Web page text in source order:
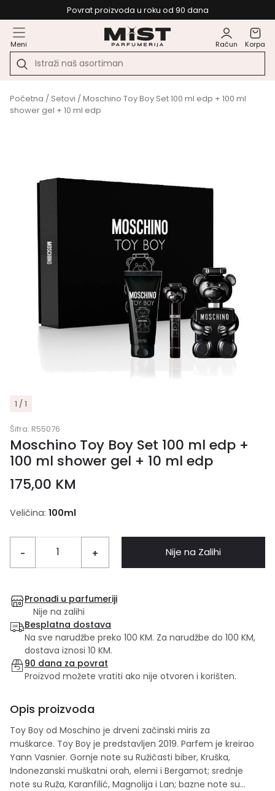
Povrat proizvoda u roku od 90 dana
Meni Račun Korpa
Početna / Setovi / Moschino Toy Boy Set 100 ml edp + 100 ml
shower gel + 10 ml edp
1 / 1
Šifra: R55076
Moschino Toy Boy Set 100 ml edp +
100 ml shower gel + 10 ml edp
175,00 KM
Veličina: 100ml
- + Nije na Zalihi
Pronađi u parfumeriji
Nije na zalihi
Besplatna dostava
Na sve narudžbe preko 100 KM. Za narudžbe do 100 KM,
dostava iznosi 10 KM.
90 dana za povrat
Proizvod možete vratiti ako nije otvoren i korišten.
Opis proizvoda
Toy Boy od Moschino je drveni začinski miris za
muškarce. Toy Boy je predstavljen 2019. Parfem je kreirao
Yann Vasnier. Gornje note su Ružičasti biber, Kruška,
Indonezanski muškatni orah, elemi i Bergamot; srednje
note su Ruža, Karanfilić, Magnolija i Lan; bazne note su